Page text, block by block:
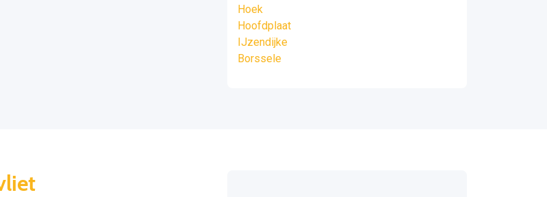
Hoek
Hoofdplaat
IJzendijke
Borssele